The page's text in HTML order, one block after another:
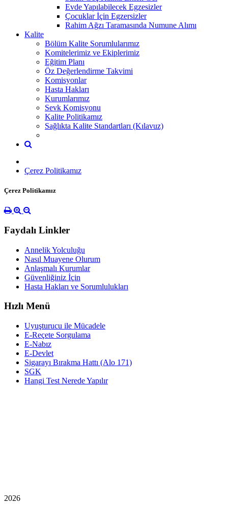
Evde Yapılabilecek Egzesizler
Çocuklar İçin Egzersizler
Rahim Ağzı Taramasında Numune Alımı
Kalite
Bölüm Kalite Sorumlularımız
Komitelerimiz ve Ekiplerimiz
Eğitim Planı
Öz Değerlendirme Takvimi
Komisyonlar
Hasta Hakları
Kurumlarımız
Sevk Komisyonu
Kalite Politikamız
Sağlıkta Kalite Standartları (Kılavuz)
Çerez Politikamız
Çerez Politikamız
Faydalı Linkler
Annelik Yolculuğu
Nasıl Muayene Olurum
Anlaşmalı Kurumlar
Güvenliğiniz İçin
Hasta Hakları ve Sorumlulukları
Hızlı Menü
Uyuşturucu ile Mücadele
E-Reçete Sorgulama
E-Nabız
E-Devlet
Sigarayı Bırakma Hattı (Alo 171)
SGK
Hangi Test Nerede Yapılır
2026